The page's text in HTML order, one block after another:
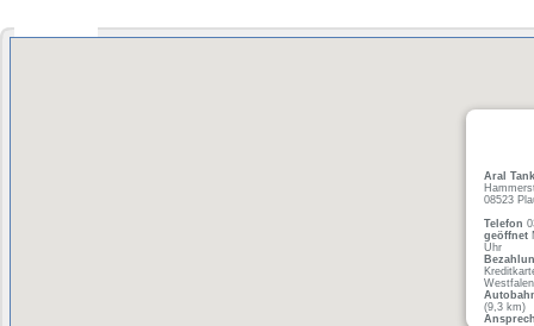
Aral
08523
Telefon
geöffnet
Uhr
(9,3 km)